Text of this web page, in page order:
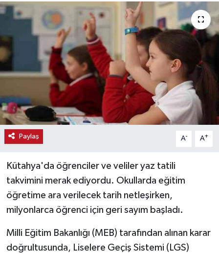
Paylaş A- A+
Kütahya'da öğrenciler ve veliler yaz tatili
takvimini merak ediyordu. Okullarda eğitim
öğretime ara verilecek tarih netleşirken,
milyonlarca öğrenci için geri sayım başladı.
Milli Eğitim Bakanlığı (MEB) tarafından alınan karar
doğrultusunda, Liselere Geçiş Sistemi (LGS)
Emlak
Gündem
Haber
Haber İlanlar
Kültür-Sanat
Magazin
Resmi İlanlar
Sağlık
Seri İlan
Siyaset